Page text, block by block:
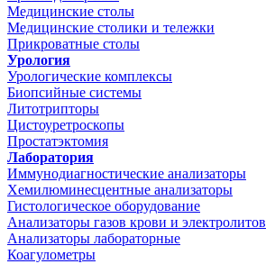
Медицинские столы
Медицинские столики и тележки
Прикроватные столы
Урология
Урологические комплексы
Биопсийные системы
Литотрипторы
Цистоуретроскопы
Простатэктомия
Лаборатория
Иммунодиагностические анализаторы
Хемилюминесцентные анализаторы
Гистологическое оборудование
Анализаторы газов крови и электролитов
Анализаторы лабораторные
Коагулометры